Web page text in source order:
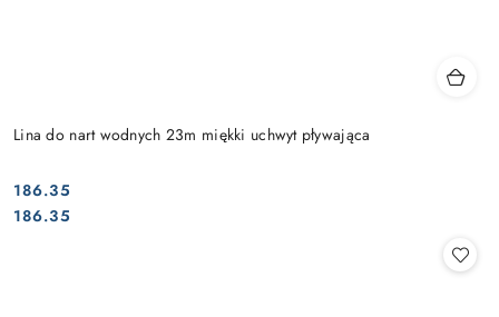
Lina do nart wodnych 23m miękki uchwyt pływająca
Cena:
186.35
Cena:
186.35